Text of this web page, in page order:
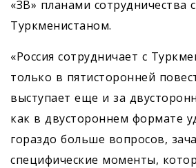
«ЗВ» планами сотрудничества с
Туркменистаном.
«Россия сотрудничает с
только в пятисторонней
выступает еще и за
как в двустороннем формате
гораздо больше вопросов,
специфические моменты,